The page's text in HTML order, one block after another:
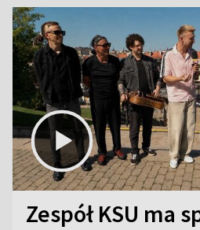
Zespół KSU ma